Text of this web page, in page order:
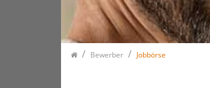
Bewerber Jobbörse